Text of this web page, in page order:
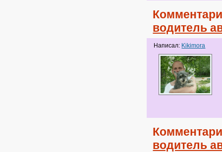
водитель
Написал: Kikimora
водитель